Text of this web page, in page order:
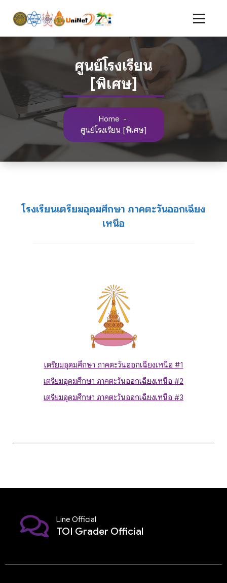
content
ศูนย์โรงเรียน
[พิเศษ]
Home-
ศูนย์โรงเรียน [พิเศษ]
โรงเรียนเตรียมอุดมศึกษา ภาคตะวันออกเฉียง
เหนือ
เตรียมอุดมศึกษา ภาคตะวันออกเฉียงเหนือ #1
เตรียมอุดมศึกษา ภาคตะวันออกเฉียงเหนือ #2
เตรียมอุดมศึกษา ภาคตะวันออกเฉียงเหนือ #3
Line Official
TOI Grader Official